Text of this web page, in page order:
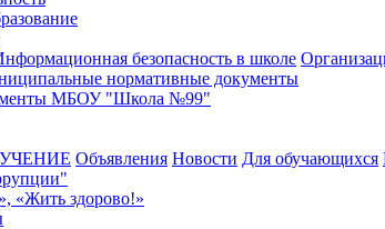
безопасность в школе
нормативные документы
МБОУ "Школа №99"
Объявления Новости Для обучающихся
«Жить здорово!»